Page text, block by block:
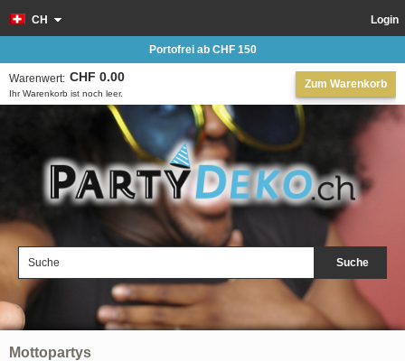
Suche
Login
CH
Zum Warenkorb
Ihr Warenkorb ist noch leer.
Warenwert: CHF 0.00
Portofrei ab CHF 150
Mottopartys